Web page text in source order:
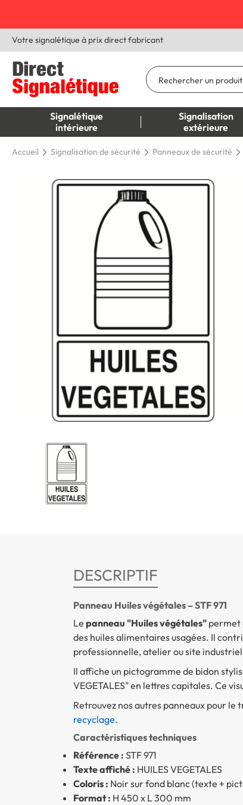
Votre signalétique à prix direct fabricant
Signalétique
intérieure
Signalisation
extérieure
Accueil Signalisation de sécurité Panneaux de sécurité
DESCRIPTIF
Panneau Huiles végétales – STF 971
Le panneau "Huiles végétales"permet
des huiles alimentaires usagées. Il
professionnelle, atelier ou site
Il affiche un pictogramme de bidon
VEGETALES" en lettres capitales. Ce
Retrouvez nos autres panneaux pour le
recyclage.
Caractéristiques techniques
Référence : STF 971
Texte affiché : HUILES VEGETALES
Coloris : Noir sur fond blanc (texte +
Format : H 450 x L 300 mm